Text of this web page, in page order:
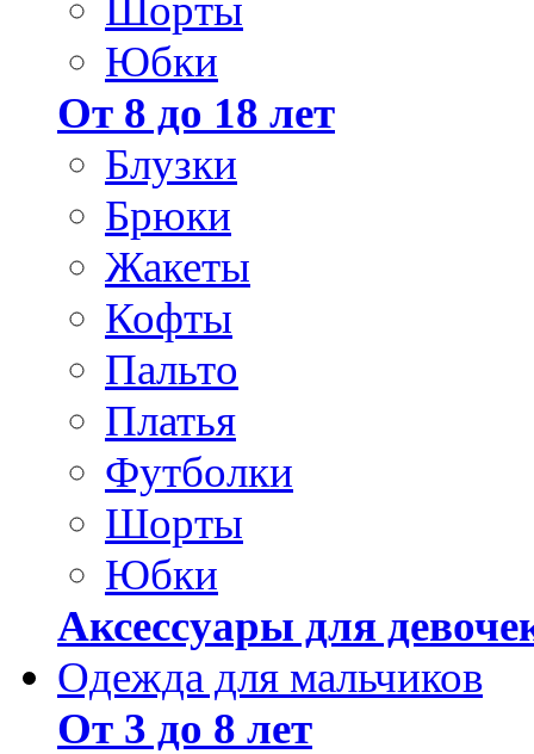
Шорты
Юбки
От 8 до 18 лет
Блузки
Брюки
Жакеты
Кофты
Пальто
Платья
Футболки
Шорты
Юбки
Аксессуары для
Одежда для мальчиков
От 3 до 8 лет